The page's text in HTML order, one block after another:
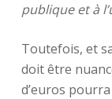
publique et à
Toutefois, et
doit être
d’euros